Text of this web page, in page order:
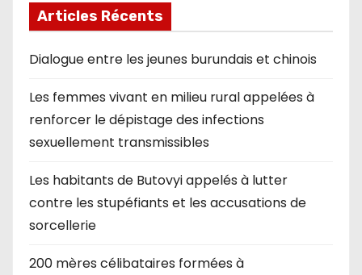
Articles Récents
Dialogue entre les jeunes burundais et chinois
Les femmes vivant en milieu rural appelées à
renforcer le dépistage des infections
sexuellement transmissibles
Les habitants de Butovyi appelés à lutter
contre les stupéfiants et les accusations de
sorcellerie
200 mères célibataires formées à